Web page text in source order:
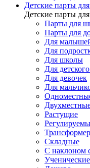
Детские парты
Детские парты
Парты для
Парты для
Для
Для
Для школы
Для
Для девочек
Для
Растущие
Трансформер
Складные
С наклоном
Ученические